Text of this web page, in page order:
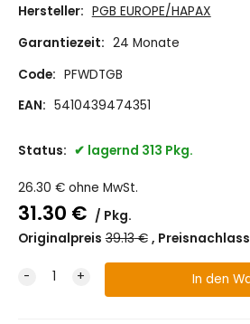
Hersteller: PGB EUROPE/HAPAX
Garantiezeit: 24 Monate
Code: PFWDTGB
EAN: 5410439474351
Status: lagernd 313 Pkg.
26.30 € ohne MwSt.
31.30 €
Pkg.
Originalpreis 39.13€ Preisnachlass